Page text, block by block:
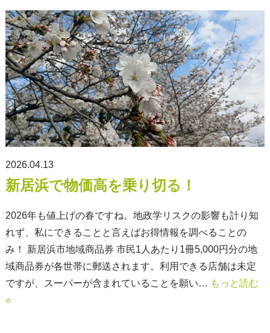
2026.04.13
新居浜で物価高を乗り切る！
2026年も値上げの春ですね。地政学リスクの影響も計り知
れず、私にできることと言えばお得情報を調べることの
み！ 新居浜市地域商品券 市民1人あたり1冊5,000円分の地
域商品券が各世帯に郵送されます。利用できる店舗は未定
ですが、スーパーが含まれていることを願い… もっと読む
»